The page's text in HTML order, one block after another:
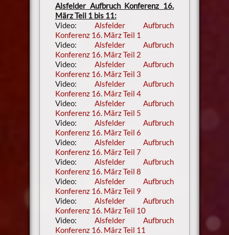
Alsfelder Aufbruch Konferenz 16.
März Teil 1 bis 11:
Video: Alsfelder Aufbruch
Konferenz 16. März Teil 1
Video: Alsfelder Aufbruch
Konferenz 16. März Teil 2
Video: Alsfelder Aufbruch
Konferenz 16. März Teil 3
Video: Alsfelder Aufbruch
Konferenz 16. März Teil 4
Video: Alsfelder Aufbruch
Konferenz 16. März Teil 5
Video: Alsfelder Aufbruch
Konferenz 16. März Teil 6
Video: Alsfelder Aufbruch
Konferenz 16. März Teil 7
Video: Alsfelder Aufbruch
Konferenz 16. März Teil 8
Video: Alsfelder Aufbruch
Konferenz 16. März Teil 9
Video: Alsfelder Aufbruch
Konferenz 16. März Teil 10
Video: Alsfelder Aufbruch
Konferenz 16. März Teil 11